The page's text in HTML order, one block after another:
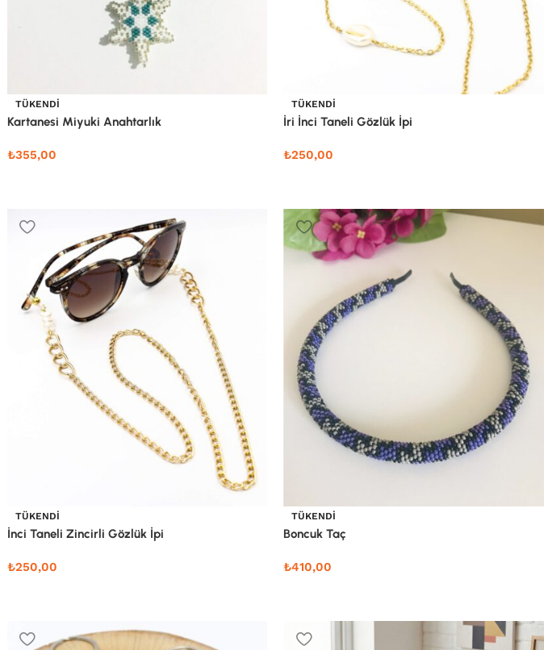
TÜKENDI
Kartanesi Miyuki Anahtarlık
₺355,00
TÜKENDI
İri İnci Taneli Gözlük İpi
₺250,00
TÜKENDI
İnci Taneli Zincirli Gözlük İpi
₺250,00
TÜKENDI
Boncuk Taç
₺410,00